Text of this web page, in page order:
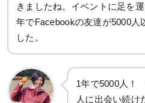
きましたね。イベントに足を
年でFacebookの友達が5000人
した。
1年で5000人！
人に出会い続け